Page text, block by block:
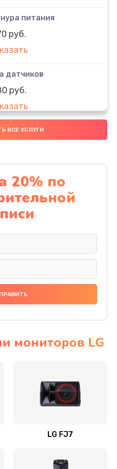
питания
руб.
датчиков
руб.
чистка
(экрана)
руб.
электроники
клавиш, индикаторов,
ВСЕ УСЛУГИ
20% по
мониторов LG
LG FJ7